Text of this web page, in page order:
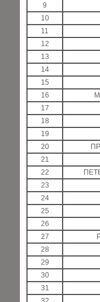
9
10
11
12
13
14
15
16
17
18
19
20
21
22
23
24
25
26
27
28
29
30
31